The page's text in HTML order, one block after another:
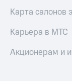
Карта салонов
Карьера в МТС
Акционерам и